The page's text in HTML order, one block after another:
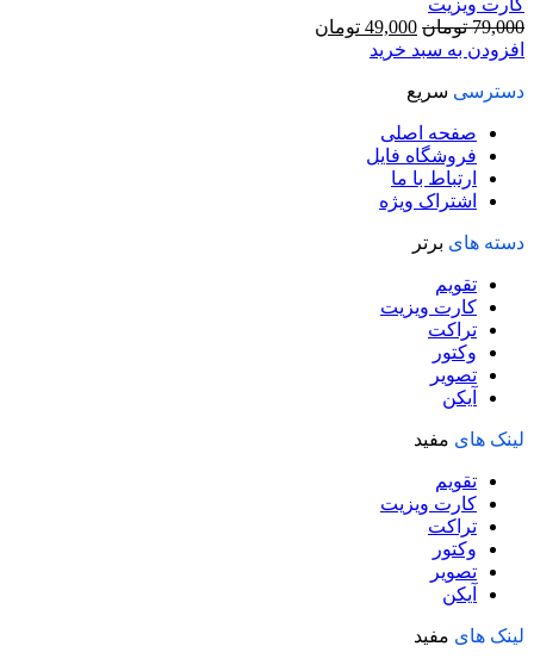
79,000 تومان قیمت
اصلی
بود.
49,000 تومان
افزودن به سبد خرید
دسترسی سریع
صفحه اصلی
فروشگاه فایل
ارتباط با ما
اشتراک ویژه
دسته های برتر
تقویم
کارت ویزیت
تراکت
وکتور
تصویر
آیکن
لینک های مفید
تقویم
کارت ویزیت
تراکت
وکتور
تصویر
آیکن
لینک های مفید